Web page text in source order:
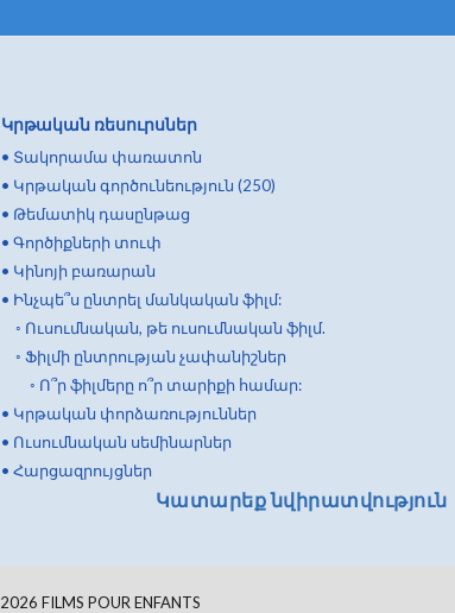
Կատարեք նվիրատվություն
Կրթական ռեսուրսներ
• Տակորամա փառատոն
• Կրթական գործունեություն (250)
• Թեմատիկ դասընթաց
• Գործիքների տուփ
• Կինոյի բառարան
• Ինչպե՞ս ընտրել մանկական ֆիլմ:
◦ Ուսումնական, թե ուսումնական ֆիլմ.
◦ Ֆիլմի ընտրության չափանիշներ
◦ Ո՞ր ֆիլմերը ո՞ր տարիքի համար:
• Կրթական փորձառություններ
• Ուսումնական սեմինարներ
• Հարցազրույցներ
2026 FILMS POUR ENFANTS